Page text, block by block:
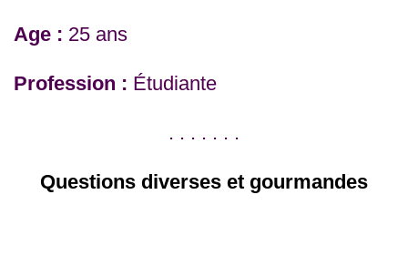
Age : 25 ans
Profession : Étudiante
. . . . . . .
Questions diverses et gourmandes